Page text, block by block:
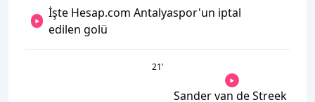
İşte Hesap.com Antalyaspor'un iptal
edilen golü
21’
Sander van de Streek